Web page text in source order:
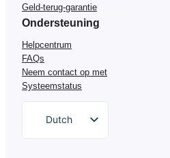
Geld-terug-garantie
Ondersteuning
Helpcentrum
FAQs
Neem contact op met
Systeemstatus
Dutch
English